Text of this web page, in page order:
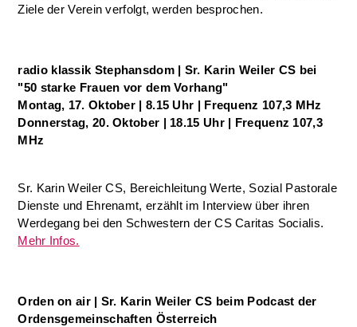
Ziele der Verein verfolgt, werden besprochen.
radio klassik Stephansdom| Sr. Karin Weiler CS bei
"50 starke Frauen vor dem Vorhang"
Montag, 17. Oktober | 8.15 Uhr | Frequenz 107,3 MHz
Donnerstag, 20. Oktober | 18.15 Uhr | Frequenz 107,3
MHz
Sr. Karin Weiler CS, Bereichleitung Werte, Sozial Pastorale
Dienste und Ehrenamt, erzählt im Interview über ihren
Werdegang bei den Schwestern der CS Caritas Socialis.
Mehr Infos.
Orden on air | Sr. Karin Weiler CS beim Podcast der
Ordensgemeinschaften Österreich